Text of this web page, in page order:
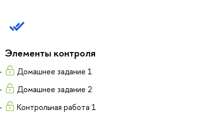
Элементы контроля
Домашнее задание 1
Домашнее задание 2
Контрольная работа 1